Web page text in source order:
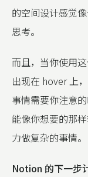
的空间设计感觉
思考。
而且，当你使用
出现在 hover 上
事情需要你注意
能像你想要的那
力做复杂的事情。
Notion 的下一步